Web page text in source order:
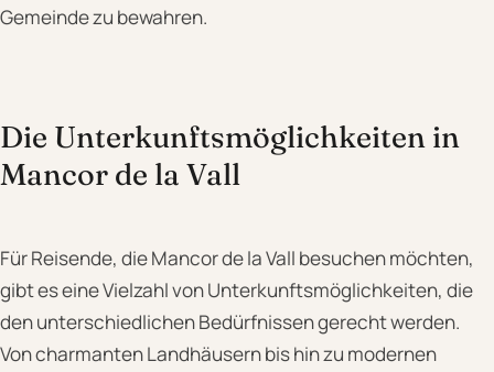
Gemeinde zu bewahren.
Die Unterkunftsmöglichkeiten in
Mancor de la Vall
Für Reisende, die Mancor de la Vall besuchen möchten,
gibt es eine Vielzahl von Unterkunftsmöglichkeiten, die
den unterschiedlichen Bedürfnissen gerecht werden.
Von charmanten Landhäusern bis hin zu modernen